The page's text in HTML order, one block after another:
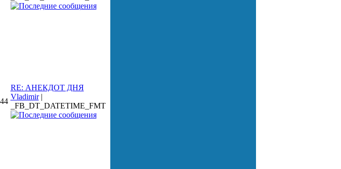
RE: АНЕКДОТ ДНЯ
Vladimir|
_FB_DT_DATETIME_FMT